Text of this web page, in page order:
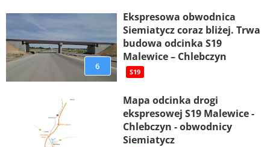
6
Ekspresowa obwodnica
Siemiatycz coraz bliżej. Trwa
budowa odcinka S19
Malewice – Chlebczyn
S19
Mapa odcinka drogi
ekspresowej S19 Malewice -
Chlebczyn - obwodnicy
Siemiatycz